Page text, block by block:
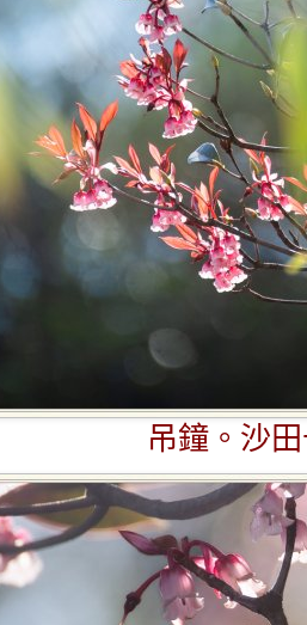
吊鐘。沙